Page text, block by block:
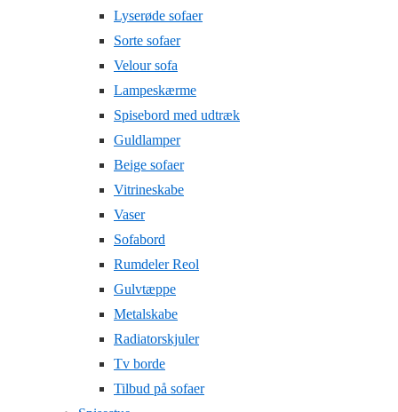
Lyserøde sofaer
Sorte sofaer
Velour sofa
Lampeskærme
Spisebord med udtræk
Guldlamper
Beige sofaer
Vitrineskabe
Vaser
Sofabord
Rumdeler Reol
Gulvtæppe
Metalskabe
Radiatorskjuler
Tv borde
Tilbud på sofaer